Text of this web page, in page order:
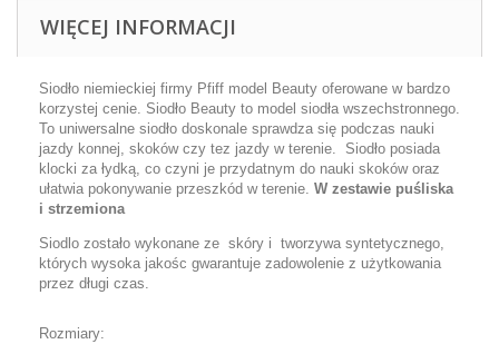
WIĘCEJ INFORMACJI
Siodło niemieckiej firmy Pfiff model Beauty oferowane w bardzo
korzystej cenie. Siodło Beauty to model siodła wszechstronnego.
To uniwersalne siodło doskonale sprawdza się podczas nauki
jazdy konnej, skoków czy tez jazdy w terenie. Siodło posiada
klocki za łydką, co czyni je przydatnym do nauki skoków oraz
ułatwia pokonywanie przeszkód w terenie. W zestawie puśliska
i strzemiona
Siodlo zostało wykonane ze skóry i tworzywa syntetycznego,
których wysoka jakośc gwarantuje zadowolenie z użytkowania
przez długi czas.
Rozmiary: